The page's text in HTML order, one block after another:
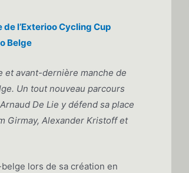
l’Exterioo Cycling Cup
Belge
et avant-dernière manche de
Un tout nouveau parcours
De Lie y défend sa place
Girmay, Alexander Kristoff et
lors de sa création en